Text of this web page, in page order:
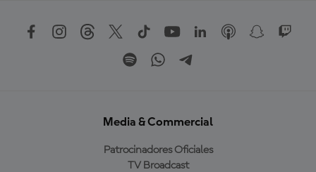
Media & Commercial
Patrocinadores Oficiales
TV Broadcast